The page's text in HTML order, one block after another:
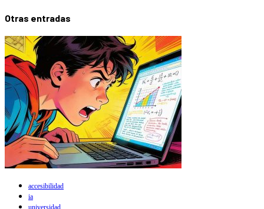
Otras entradas
accesibilidad
ia